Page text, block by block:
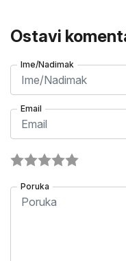
Ostavi
Ime/Nadimak
Email
Poruka